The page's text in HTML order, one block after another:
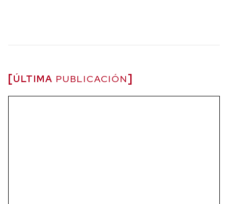
ÚLTIMA PUBLICACIÓN